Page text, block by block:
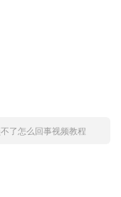
了怎么回事视频教程